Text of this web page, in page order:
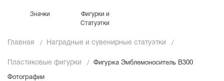
Значки
Фигурки и
Статуэтки
Главная Наградные и сувенирные статуэтки
Пластиковые фигурки Фигурка Эмблемоноситель B300
Фотографии